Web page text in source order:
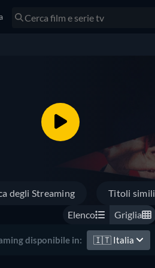
degli Streaming Titoli simili
Elenco Griglia
disponibile in: 🇮🇹 Italia